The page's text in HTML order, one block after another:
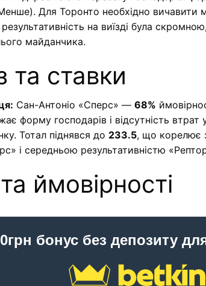
Для Торонто необхідно вичавити
на виїзді була
майданчика.
та ставки
Сан-Антоніо «Сперс» — 68%
форму господарів і відсутність
Тотал піднявся до 233.5, що корелює
і середньою результативністю
ймовірності
бонус без депозиту